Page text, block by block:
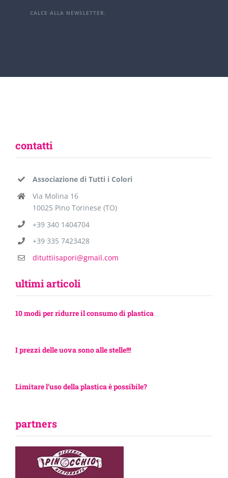
CALCE ALLA NEWSLETTER.
contatti
Associazione di Tutti i Colori
Via Molina 16
10025 Pino Torinese (TO)
+39 340 1404704
+39 335 7423428
dituttiisapori@gmail.com
ultimi articoli
10 modi per ridurre il consumo di plastica
I prezzi delle uova sono alle stelle!!!
Limitare l’uso della plastica è possibile?
partners